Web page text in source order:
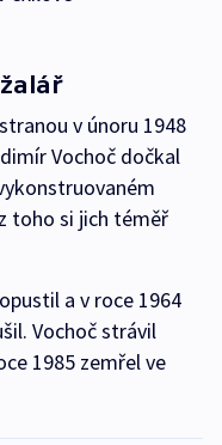
v únoru 1948
Vochoč dočkal
toho si jich téměř
a v roce 1964
Vochoč strávil
1985 zemřel ve